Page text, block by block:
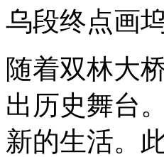
乌段终点画
随着双林大
出历史舞台
新的生活。